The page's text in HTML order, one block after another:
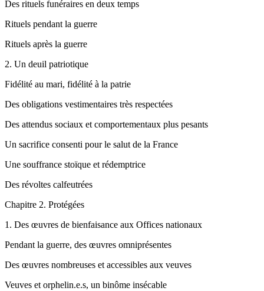
Des rituels funéraires en deux temps
Rituels pendant la guerre
Rituels après la guerre
2. Un deuil patriotique
Fidélité au mari, fidélité à la patrie
Des obligations vestimentaires très respectées
Des attendus sociaux et comportementaux plus pesants
Un sacrifice consenti pour le salut de la France
Une souffrance stoïque et rédemptrice
Des révoltes calfeutrées
Chapitre 2. Protégées
1. Des œuvres de bienfaisance aux Offices nationaux
Pendant la guerre, des œuvres omniprésentes
Des œuvres nombreuses et accessibles aux veuves
Veuves et orphelin.e.s, un binôme insécable